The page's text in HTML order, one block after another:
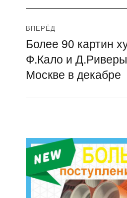
ВПЕРЁД
Следующая
запись:
Более 90 картин
Ф.Кало и
Москве в декабре